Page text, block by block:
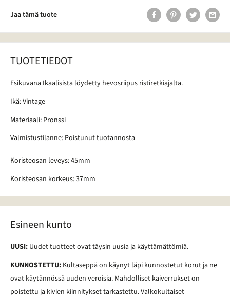
Jaa tämä tuote
TUOTETIEDOT
Esikuvana Ikaalisista löydetty hevosriipus ristiretkiajalta.
Ikä: Vintage
Materiaali: Pronssi
Valmistustilanne: Poistunut tuotannosta
Koristeosan leveys: 45mm
Koristeosan korkeus: 37mm
Esineen kunto
UUSI: Uudet tuotteet ovat täysin uusia ja käyttämättömiä.
KUNNOSTETTU: Kultaseppä on käynyt läpi kunnostetut korut ja ne
ovat käytännössä uuden veroisia. Mahdolliset kaiverrukset on
poistettu ja kivien kiinnitykset tarkastettu. Valkokultaiset